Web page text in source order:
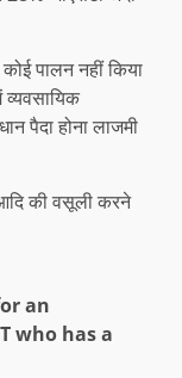
पालन नहीं किया
व्यवसायिक
पैदा होना लाजमी
की वसूली करने
an
who has a